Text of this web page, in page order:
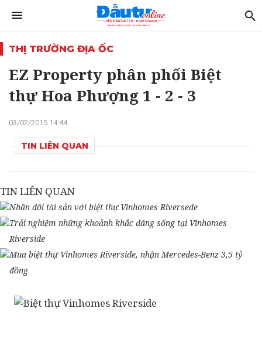
THỊ TRƯỜNG ĐỊA ỐC
EZ Property phân phối Biệt
thự Hoa Phượng 1 - 2 - 3
03/02/2015 14:44
TIN LIÊN QUAN
TIN LIÊN QUAN
Nhân đôi tài sản với biệt thự Vinhomes Riversede
Trải nghiệm những khoảnh khắc đáng sống tại Vinhomes
Riverside
Mua biệt thự Vinhomes Riverside, nhận Mercedes-Benz 3,5 tỷ
đồng